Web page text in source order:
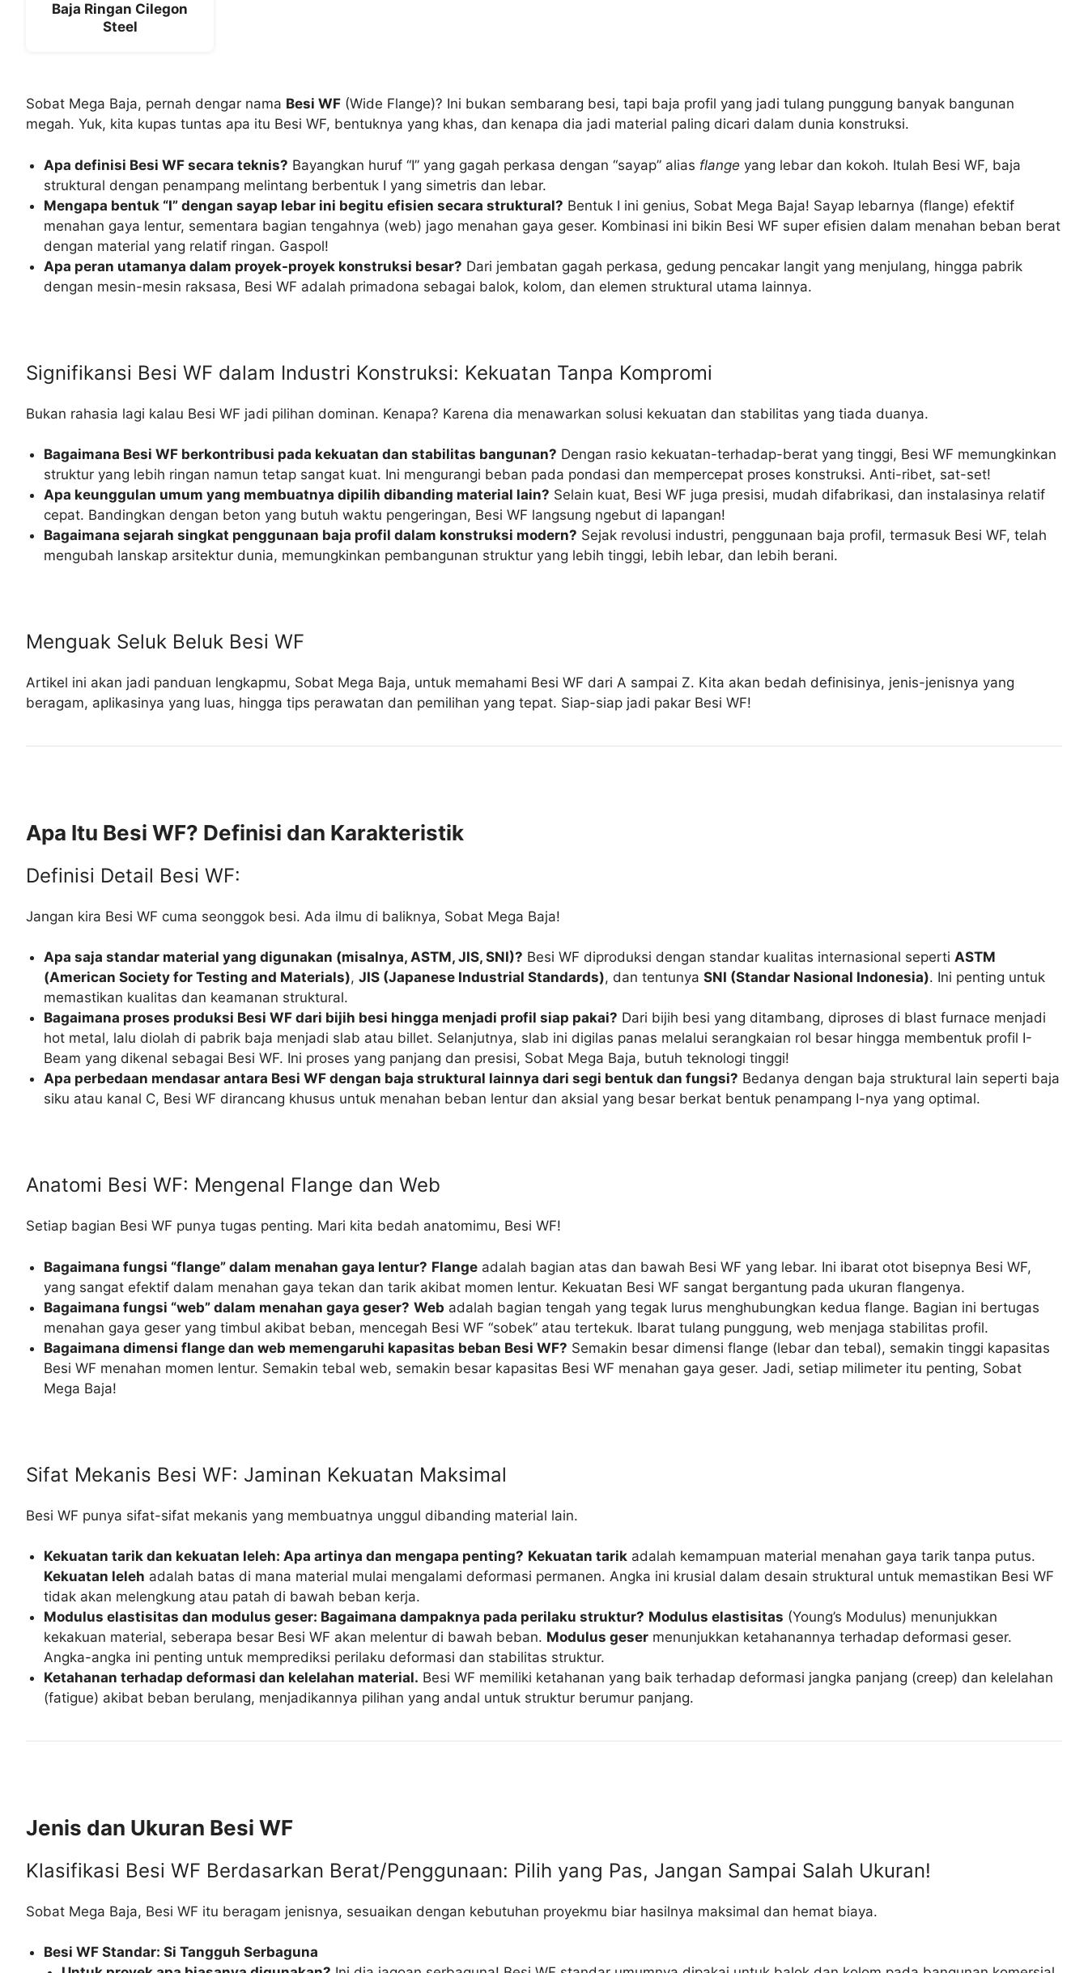
Baja Ringan Cilegon
Steel
Sobat Mega Baja, pernah dengar nama Besi WF (Wide Flange)? Ini bukan sembarang besi, tapi baja profil yang jadi tulang punggung banyak bangunan
megah. Yuk, kita kupas tuntas apa itu Besi WF, bentuknya yang khas, dan kenapa dia jadi material paling dicari dalam dunia konstruksi.
Apa definisi Besi WF secara teknis? Bayangkan huruf “I” yang gagah perkasa dengan “sayap” alias flange yang lebar dan kokoh. Itulah Besi WF, baja
struktural dengan penampang melintang berbentuk I yang simetris dan lebar.
Mengapa bentuk “I” dengan sayap lebar ini begitu efisien secara struktural? Bentuk I ini genius, Sobat Mega Baja! Sayap lebarnya (flange) efektif
menahan gaya lentur, sementara bagian tengahnya (web) jago menahan gaya geser. Kombinasi ini bikin Besi WF super efisien dalam menahan beban berat
dengan material yang relatif ringan. Gaspol!
Apa peran utamanya dalam proyek-proyek konstruksi besar? Dari jembatan gagah perkasa, gedung pencakar langit yang menjulang, hingga pabrik
dengan mesin-mesin raksasa, Besi WF adalah primadona sebagai balok, kolom, dan elemen struktural utama lainnya.
Signifikansi Besi WF dalam Industri Konstruksi: Kekuatan Tanpa Kompromi
Bukan rahasia lagi kalau Besi WF jadi pilihan dominan. Kenapa? Karena dia menawarkan solusi kekuatan dan stabilitas yang tiada duanya.
Bagaimana Besi WF berkontribusi pada kekuatan dan stabilitas bangunan? Dengan rasio kekuatan-terhadap-berat yang tinggi, Besi WF memungkinkan
struktur yang lebih ringan namun tetap sangat kuat. Ini mengurangi beban pada pondasi dan mempercepat proses konstruksi. Anti-ribet, sat-set!
Apa keunggulan umum yang membuatnya dipilih dibanding material lain? Selain kuat, Besi WF juga presisi, mudah difabrikasi, dan instalasinya relatif
cepat. Bandingkan dengan beton yang butuh waktu pengeringan, Besi WF langsung ngebut di lapangan!
Bagaimana sejarah singkat penggunaan baja profil dalam konstruksi modern? Sejak revolusi industri, penggunaan baja profil, termasuk Besi WF, telah
mengubah lanskap arsitektur dunia, memungkinkan pembangunan struktur yang lebih tinggi, lebih lebar, dan lebih berani.
Menguak Seluk Beluk Besi WF
Artikel ini akan jadi panduan lengkapmu, Sobat Mega Baja, untuk memahami Besi WF dari A sampai Z. Kita akan bedah definisinya, jenis-jenisnya yang
beragam, aplikasinya yang luas, hingga tips perawatan dan pemilihan yang tepat. Siap-siap jadi pakar Besi WF!
Apa Itu Besi WF? Definisi dan Karakteristik
Definisi Detail Besi WF:
Jangan kira Besi WF cuma seonggok besi. Ada ilmu di baliknya, Sobat Mega Baja!
Apa saja standar material yang digunakan (misalnya, ASTM, JIS, SNI)? Besi WF diproduksi dengan standar kualitas internasional sepertiASTM
(American Society for Testing and Materials),JIS (Japanese Industrial Standards), dan tentunyaSNI (Standar Nasional Indonesia). Ini penting untuk
memastikan kualitas dan keamanan struktural.
Bagaimana proses produksi Besi WF dari bijih besi hingga menjadi profil siap pakai? Dari bijih besi yang ditambang, diproses di blast furnace menjadi
hot metal, lalu diolah di pabrik baja menjadi slab atau billet. Selanjutnya, slab ini digilas panas melalui serangkaian rol besar hingga membentuk profil I-
Beam yang dikenal sebagai Besi WF. Ini proses yang panjang dan presisi, Sobat Mega Baja, butuh teknologi tinggi!
Apa perbedaan mendasar antara Besi WF dengan baja struktural lainnya dari segi bentuk dan fungsi? Bedanya dengan baja struktural lain seperti baja
siku atau kanal C, Besi WF dirancang khusus untuk menahan beban lentur dan aksial yang besar berkat bentuk penampang I-nya yang optimal.
Anatomi Besi WF: Mengenal Flange dan Web
Setiap bagian Besi WF punya tugas penting. Mari kita bedah anatomimu, Besi WF!
Bagaimana fungsi “flange” dalam menahan gaya lentur? Flange adalah bagian atas dan bawah Besi WF yang lebar. Ini ibarat otot bisepnya Besi WF,
yang sangat efektif dalam menahan gaya tekan dan tarik akibat momen lentur. Kekuatan Besi WF sangat bergantung pada ukuran flangenya.
Bagaimana fungsi “web” dalam menahan gaya geser? Web adalah bagian tengah yang tegak lurus menghubungkan kedua flange. Bagian ini bertugas
menahan gaya geser yang timbul akibat beban, mencegah Besi WF “sobek” atau tertekuk. Ibarat tulang punggung, web menjaga stabilitas profil.
Bagaimana dimensi flange dan web memengaruhi kapasitas beban Besi WF? Semakin besar dimensi flange (lebar dan tebal), semakin tinggi kapasitas
Besi WF menahan momen lentur. Semakin tebal web, semakin besar kapasitas Besi WF menahan gaya geser. Jadi, setiap milimeter itu penting, Sobat
Mega Baja!
Sifat Mekanis Besi WF: Jaminan Kekuatan Maksimal
Besi WF punya sifat-sifat mekanis yang membuatnya unggul dibanding material lain.
Kekuatan tarik dan kekuatan leleh: Apa artinya dan mengapa penting? Kekuatan tarik adalah kemampuan material menahan gaya tarik tanpa putus.
Kekuatan leleh adalah batas di mana material mulai mengalami deformasi permanen. Angka ini krusial dalam desain struktural untuk memastikan Besi WF
tidak akan melengkung atau patah di bawah beban kerja.
Modulus elastisitas dan modulus geser: Bagaimana dampaknya pada perilaku struktur? Modulus elastisitas (Young’s Modulus) menunjukkan
kekakuan material, seberapa besar Besi WF akan melentur di bawah beban. Modulus geser menunjukkan ketahanannya terhadap deformasi geser.
Angka-angka ini penting untuk memprediksi perilaku deformasi dan stabilitas struktur.
Ketahanan terhadap deformasi dan kelelahan material. Besi WF memiliki ketahanan yang baik terhadap deformasi jangka panjang (creep) dan kelelahan
(fatigue) akibat beban berulang, menjadikannya pilihan yang andal untuk struktur berumur panjang.
Jenis dan Ukuran Besi WF
Klasifikasi Besi WF Berdasarkan Berat/Penggunaan: Pilih yang Pas, Jangan Sampai Salah Ukuran!
Sobat Mega Baja, Besi WF itu beragam jenisnya, sesuaikan dengan kebutuhan proyekmu biar hasilnya maksimal dan hemat biaya.
Besi WF Standar: Si Tangguh Serbaguna